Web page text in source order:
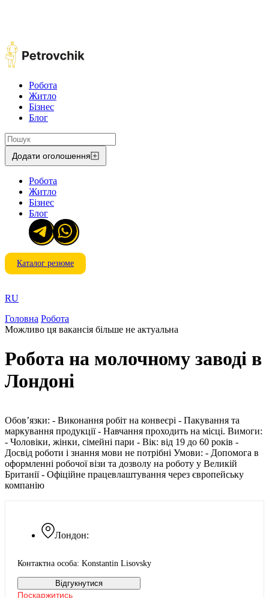
Робота
Житло
Бізнес
Блог
Додати оголошення
Робота
Житло
Бізнес
Блог
Каталог резюме
RU
Головна Робота
Можливо ця вакансія більше не актуальна
Робота на молочному заводі в
Лондоні
Лондон:
Контактна особа: Konstantin Lisovsky
Відгукнутися
Поскаржитись
Обов’язки: - Виконання робіт на конвеєрі - Пакування та
маркування продукції - Навчання проходить на місці. Вимоги:
- Чоловіки, жінки, сімейні пари - Вік: від 19 до 60 років -
Досвід роботи і знання мови не потрібні Умови: - Допомога в
оформленні робочої візи та дозволу на роботу у Великій
Британії - Офіційне працевлаштування через європейську
компанію